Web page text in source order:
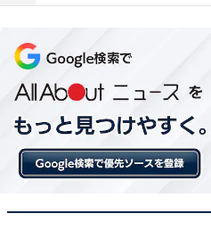
次ページ
5位まで